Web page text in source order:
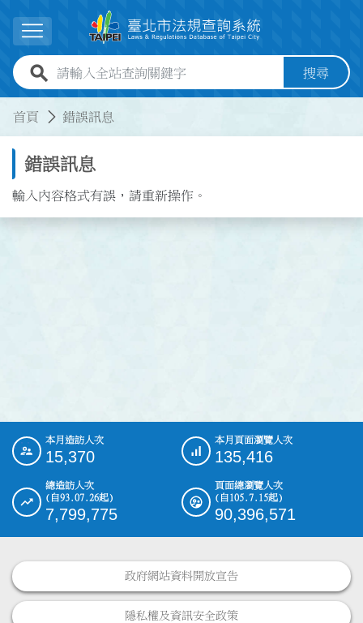
展開選單
全站查詢關鍵字欄位 搜尋
首頁 錯誤訊息
錯誤訊息
輸入內容格式有誤，請重新操作。
::: 本月造訪人次
15,370
本月頁面瀏覽人次
135,416
總造訪人次
(自93.07.26起)
7,799,775
頁面總瀏覽人次
(自105.7.15起)
90,396,571
政府網站資料開放宣告
隱私權及資訊安全政策